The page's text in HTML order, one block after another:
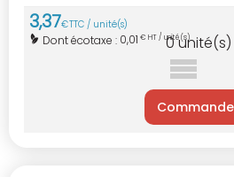
3,37€TTC / unité(s)
Dont écotaxe : 0,01 € HT / unité(s)
0unité(s)